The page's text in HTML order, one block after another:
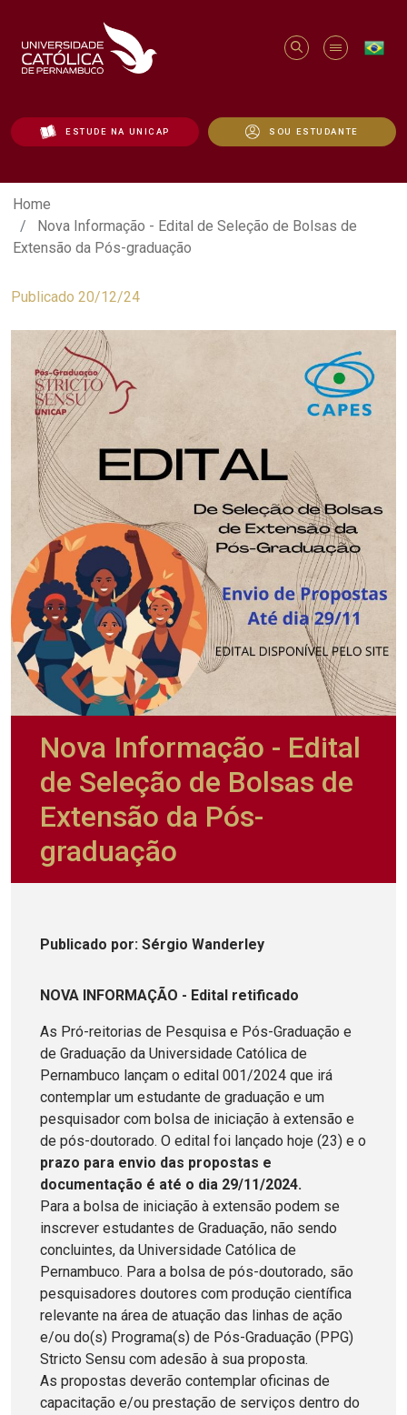
ESTUDE NA UNICAP SOU ESTUDANTE
Nova Informação - Edital de Seleção
Home
Nova Informação - Edital de Seleção de Bolsas de
Extensão da Pós-graduação
Publicado 20/12/24
Nova Informação - Edital
de Seleção de Bolsas de
Extensão da Pós-
graduação
Publicado por: Sérgio Wanderley
NOVA INFORMAÇÃO - Edital retificado
As Pró-reitorias de Pesquisa e Pós-Graduação e
de Graduação da Universidade Católica de
Pernambuco lançam o edital 001/2024 que irá
contemplar um estudante de graduação e um
pesquisador com bolsa de iniciação à extensão e
de pós-doutorado. O edital foi lançado hoje (23) e o
prazo para envio das propostas e
documentação é até o dia 29/11/2024.
Para a bolsa de iniciação à extensão podem se
inscrever estudantes de Graduação, não sendo
concluintes, da Universidade Católica de
Pernambuco. Para a bolsa de pós-doutorado, são
pesquisadores doutores com produção científica
relevante na área de atuação das linhas de ação
e/ou do(s) Programa(s) de Pós-Graduação (PPG)
Stricto Sensu com adesão à sua proposta.
As propostas deverão contemplar oficinas de
capacitação e/ou prestação de serviços dentro do